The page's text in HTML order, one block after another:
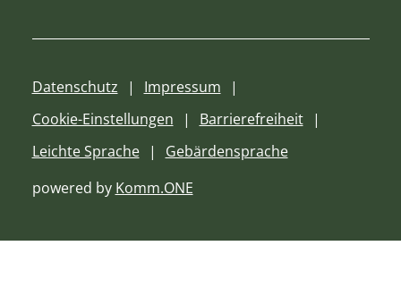
Datenschutz
Impressum
Cookie-Einstellungen
Barrierefreiheit
Leichte Sprache
Gebärdensprache
powered by Komm.ONE